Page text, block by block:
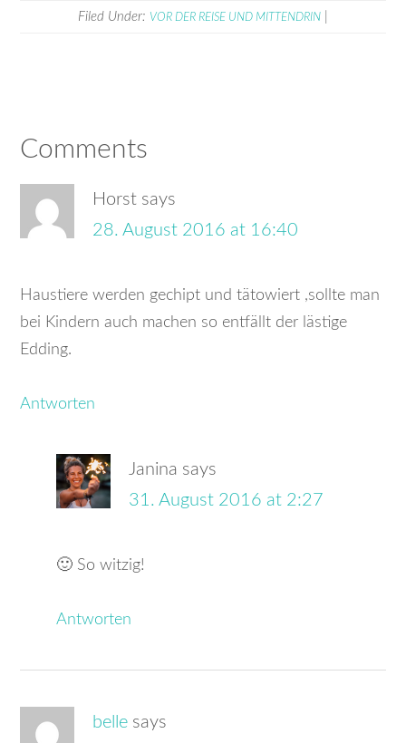
Filed Under: VOR DER REISE UND MITTENDRIN
Comments
Horst says
28. August 2016 at 16:40
Haustiere werden gechipt und tätowiert ,sollte man
bei Kindern auch machen so entfällt der lästige
Edding.
Antworten
Janina says
31. August 2016 at 2:27
🙂 So witzig!
Antworten
belle says